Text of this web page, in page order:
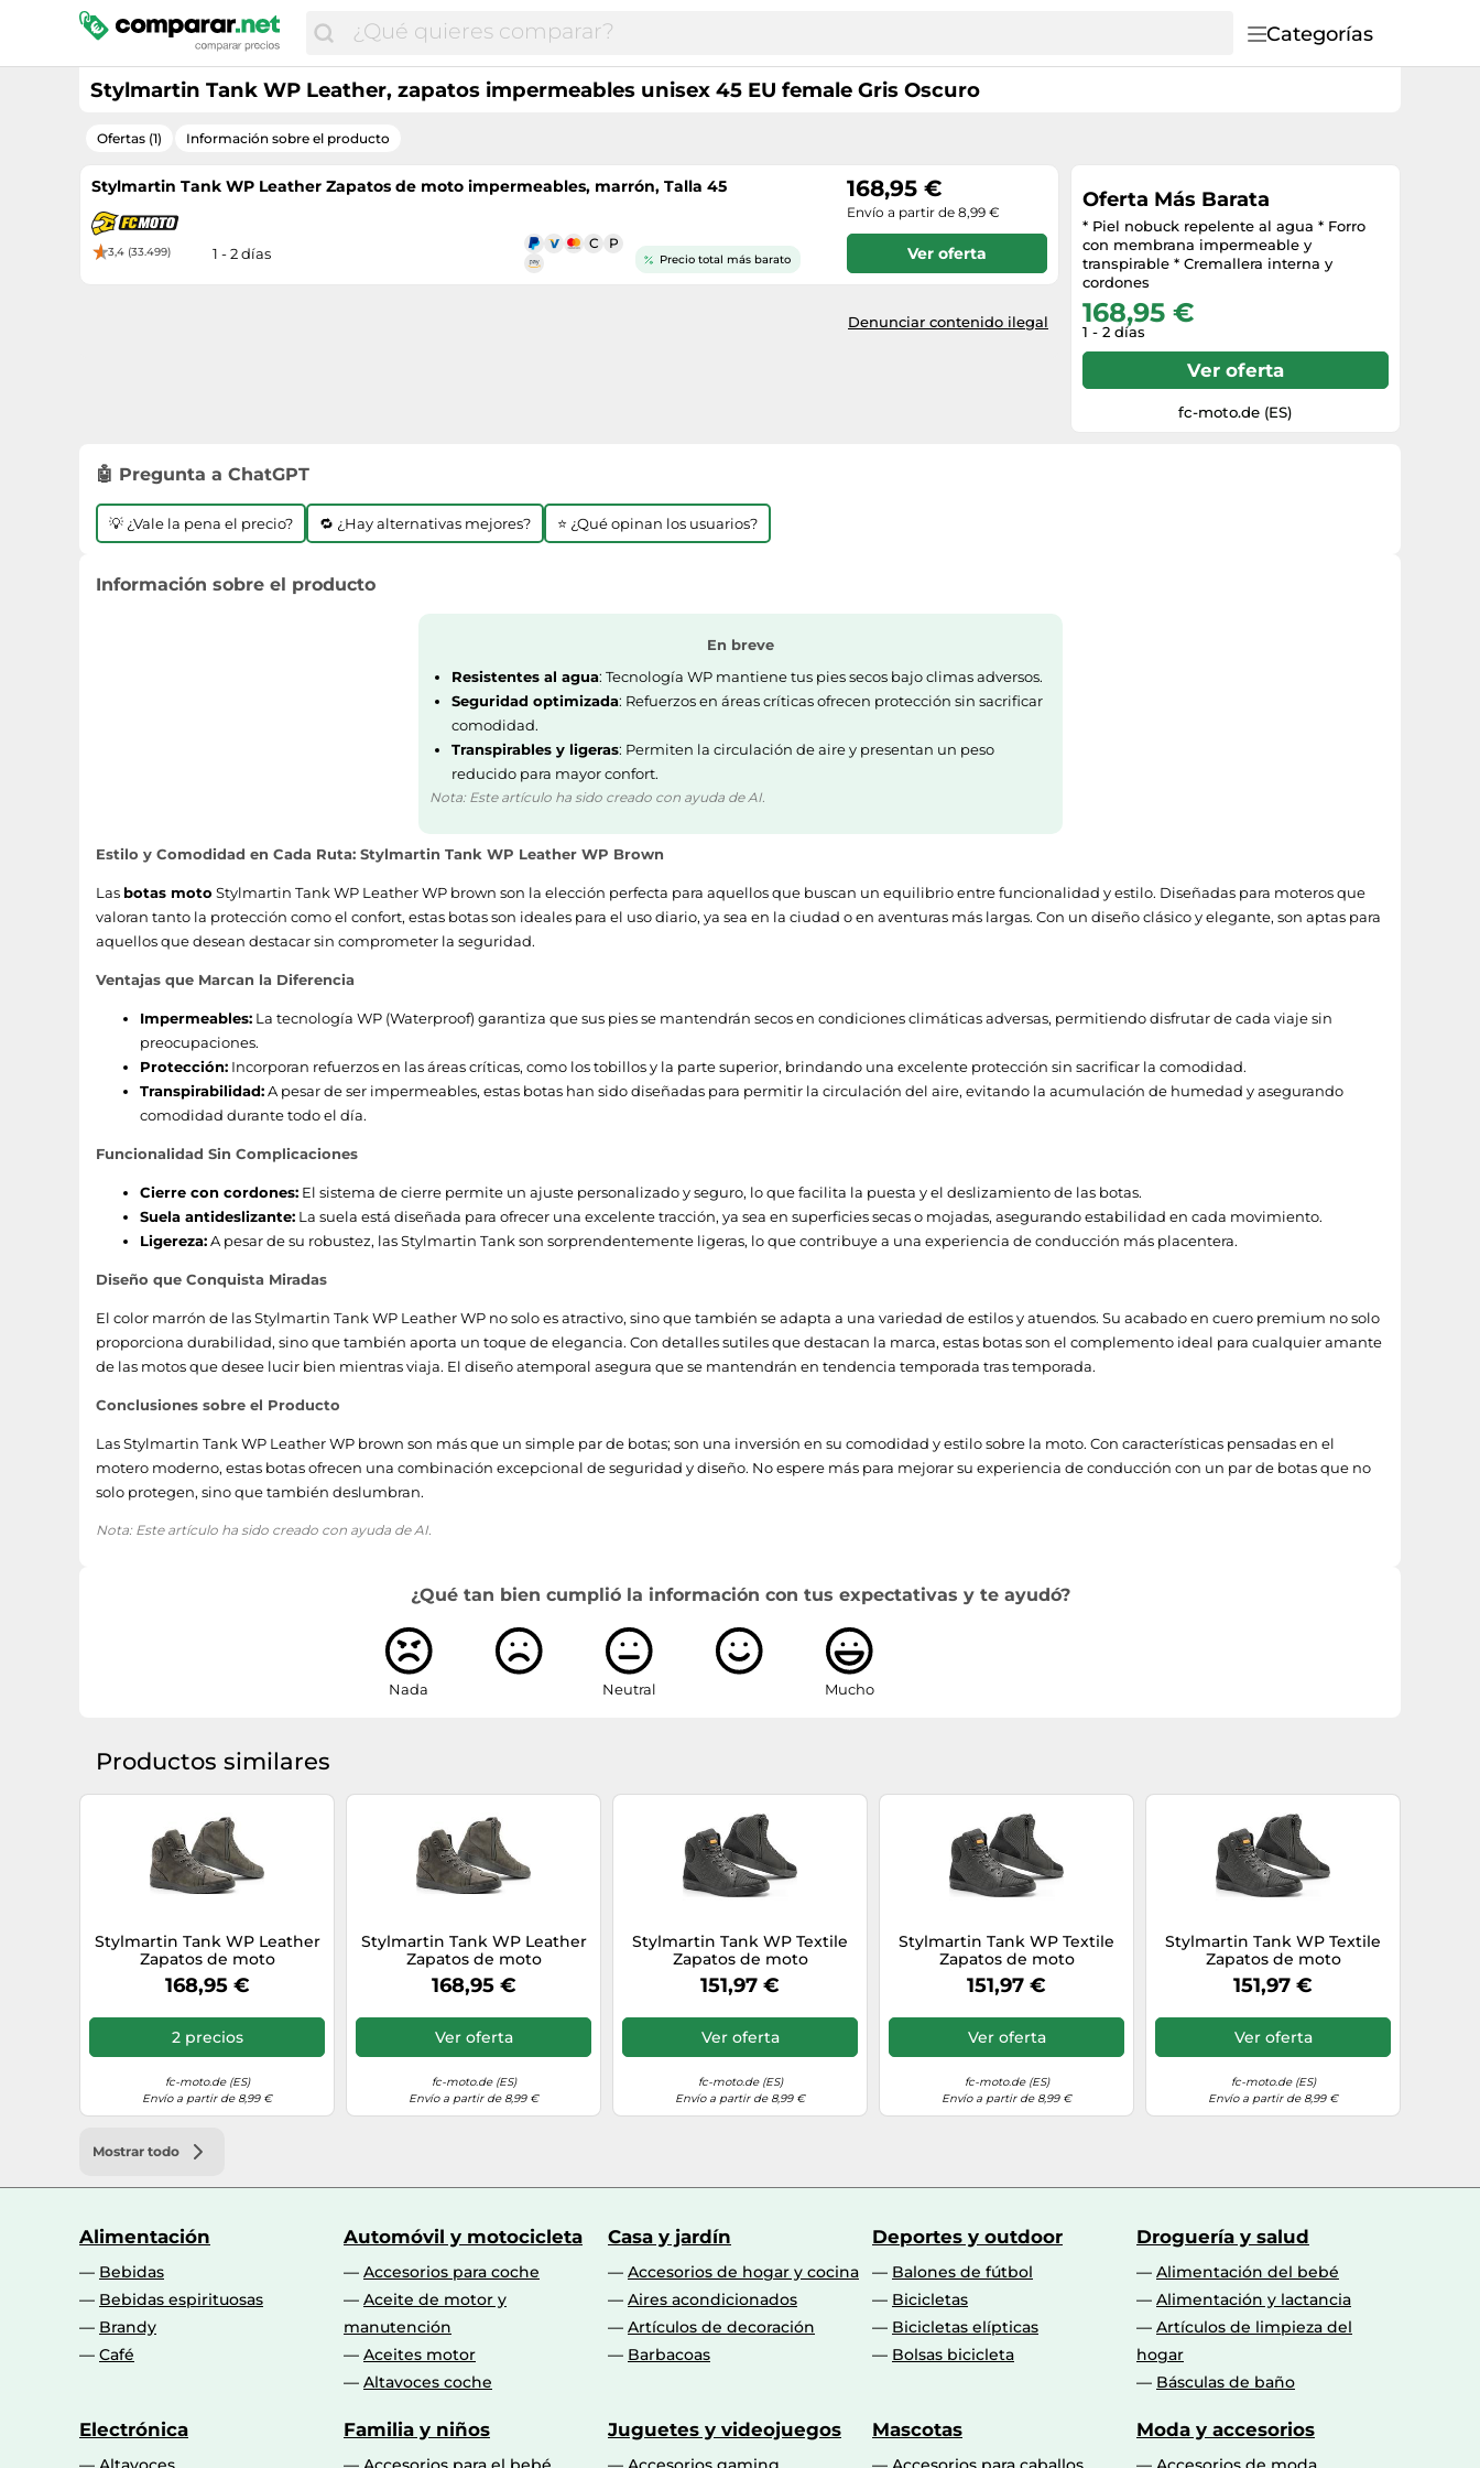
Categorías
Stylmartin Tank WP Leather, zapatos impermeables unisex 45 EU female Gris Oscuro
Ofertas (1) Información sobre el producto
Stylmartin Tank WP Leather Zapatos de moto impermeables, marrón, Talla 45
3,4 (33.499)
Precio total más barato
1 - 2 días
168,95 €
Envío a partir de 8,99 €
Ver oferta
Denunciar contenido ilegal
Oferta Más Barata
* Piel nobuck repelente al agua * Forro
con membrana impermeable y
transpirable * Cremallera interna y
cordones
168,95 €
1 - 2 días
Ver oferta
fc-moto.de (ES)
🤖 Pregunta a ChatGPT
💡 ¿Vale la pena el precio? 🔁 ¿Hay alternativas mejores? ⭐ ¿Qué opinan los usuarios?
Información sobre el producto
En breve
Resistentes al agua: Tecnología WP mantiene tus pies secos bajo climas adversos.
Seguridad optimizada: Refuerzos en áreas críticas ofrecen protección sin sacrificar
comodidad.
Transpirables y ligeras: Permiten la circulación de aire y presentan un peso
reducido para mayor confort.
Nota: Este artículo ha sido creado con ayuda de AI.
Estilo y Comodidad en Cada Ruta: Stylmartin Tank WP Leather WP Brown
Las botas moto Stylmartin Tank WP Leather WP brown son la elección perfecta para aquellos que buscan un equilibrio entre funcionalidad y estilo. Diseñadas para moteros que
valoran tanto la protección como el confort, estas botas son ideales para el uso diario, ya sea en la ciudad o en aventuras más largas. Con un diseño clásico y elegante, son aptas para
aquellos que desean destacar sin comprometer la seguridad.
Ventajas que Marcan la Diferencia
Impermeables: La tecnología WP (Waterproof) garantiza que sus pies se mantendrán secos en condiciones climáticas adversas, permitiendo disfrutar de cada viaje sin
preocupaciones.
Protección: Incorporan refuerzos en las áreas críticas, como los tobillos y la parte superior, brindando una excelente protección sin sacrificar la comodidad.
Transpirabilidad:A pesar de ser impermeables, estas botas han sido diseñadas para permitir la circulación del aire, evitando la acumulación de humedad y asegurando
comodidad durante todo el día.
Funcionalidad Sin Complicaciones
Cierre con cordones: El sistema de cierre permite un ajuste personalizado y seguro, lo que facilita la puesta y el deslizamiento de las botas.
Suela antideslizante: La suela está diseñada para ofrecer una excelente tracción, ya sea en superficies secas o mojadas, asegurando estabilidad en cada movimiento.
Ligereza:A pesar de su robustez, las Stylmartin Tank son sorprendentemente ligeras, lo que contribuye a una experiencia de conducción más placentera.
Diseño que Conquista Miradas
El color marrón de las Stylmartin Tank WP Leather WP no solo es atractivo, sino que también se adapta a una variedad de estilos y atuendos. Su acabado en cuero premium no solo
proporciona durabilidad, sino que también aporta un toque de elegancia. Con detalles sutiles que destacan la marca, estas botas son el complemento ideal para cualquier amante
de las motos que desee lucir bien mientras viaja. El diseño atemporal asegura que se mantendrán en tendencia temporada tras temporada.
Conclusiones sobre el Producto
Las Stylmartin Tank WP Leather WP brown son más que un simple par de botas; son una inversión en su comodidad y estilo sobre la moto. Con características pensadas en el
motero moderno, estas botas ofrecen una combinación excepcional de seguridad y diseño. No espere más para mejorar su experiencia de conducción con un par de botas que no
solo protegen, sino que también deslumbran.
Nota: Este artículo ha sido creado con ayuda de AI.
¿Qué tan bien cumplió la información con tus expectativas y te ayudó?
Nada Neutral Mucho
Productos similares
Stylmartin Tank WP Leather
Zapatos de moto
impermeables, marrón, Talla
42
168,95 €
2 precios
fc-moto.de (ES)
Envío a partir de 8,99 €
Stylmartin Tank WP Leather
Zapatos de moto
impermeables, marrón, Talla
44
168,95 €
Ver oferta
fc-moto.de (ES)
Envío a partir de 8,99 €
Stylmartin Tank WP Textile
Zapatos de moto
impermeables, antracita,
Talla 39
151,97 €
Ver oferta
fc-moto.de (ES)
Envío a partir de 8,99 €
Stylmartin Tank WP Textile
Zapatos de moto
impermeables, antracita,
Talla 45
151,97 €
Ver oferta
fc-moto.de (ES)
Envío a partir de 8,99 €
Stylmartin Tank WP Textile
Zapatos de moto
impermeables, antracita,
Talla 46
151,97 €
Ver oferta
fc-moto.de (ES)
Envío a partir de 8,99 €
Mostrar todo
Alimentación
Bebidas
Bebidas espirituosas
Brandy
Café
Automóvil y motocicleta
Accesorios para coche
Aceite de motor y
manutención
Aceites motor
Altavoces coche
Casa y jardín
Accesorios de hogar y cocina
Aires acondicionados
Artículos de decoración
Barbacoas
Deportes y outdoor
Balones de fútbol
Bicicletas
Bicicletas elípticas
Bolsas bicicleta
Droguería y salud
Alimentación del bebé
Alimentación y lactancia
Artículos de limpieza del
hogar
Básculas de baño
Electrónica Familia y niños Juguetes y videojuegos Mascotas Moda y accesorios